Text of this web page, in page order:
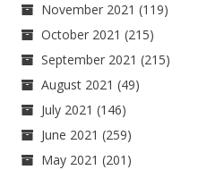
November 2021 (119)
October 2021 (215)
September 2021 (215)
August 2021 (49)
July 2021 (146)
June 2021 (259)
May 2021 (201)